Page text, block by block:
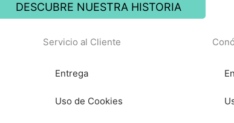
DESCUBRE NUESTRA HISTORIA
Servicio al Cliente
Entrega
Uso de Cookies